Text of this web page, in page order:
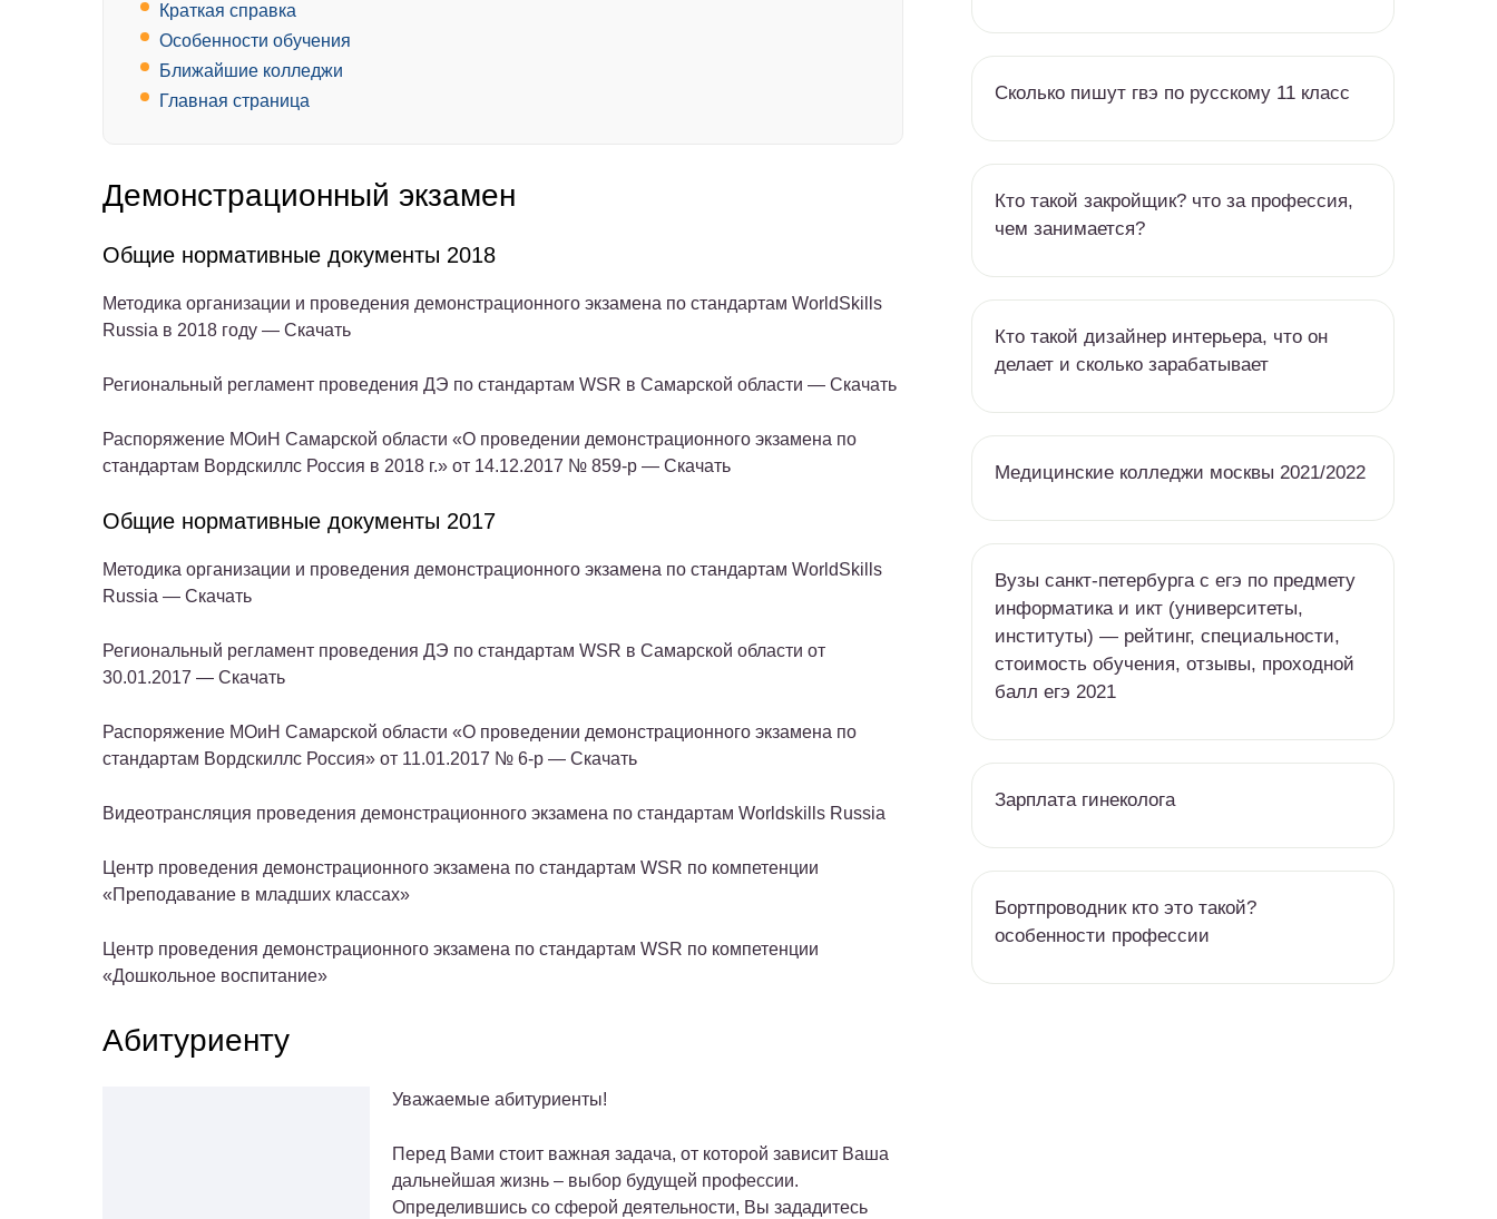
Краткая справка
Особенности обучения
Ближайшие колледжи
Главная страница
Демонстрационный экзамен
Общие нормативные документы 2018
Методика организации и проведения демонстрационного экзамена по стандартам WorldSkills
Russia в 2018 году — Скачать
Региональный регламент проведения ДЭ по стандартам WSR в Самарской области — Скачать
Распоряжение МОиН Самарской области «О проведении демонстрационного экзамена по
стандартам Вордскиллс Россия в 2018 г.» от 14.12.2017 № 859-р — Скачать
Общие нормативные документы 2017
Методика организации и проведения демонстрационного экзамена по стандартам WorldSkills
Russia — Скачать
Региональный регламент проведения ДЭ по стандартам WSR в Самарской области от
30.01.2017 — Скачать
Распоряжение МОиН Самарской области «О проведении демонстрационного экзамена по
стандартам Вордскиллс Россия» от 11.01.2017 № 6-р — Скачать
Видеотрансляция проведения демонстрационного экзамена по стандартам Worldskills Russia
Центр проведения демонстрационного экзамена по стандартам WSR по компетенции
«Преподавание в младших классах»
Центр проведения демонстрационного экзамена по стандартам WSR по компетенции
«Дошкольное воспитание»
Абитуриенту
Уважаемые абитуриенты!
Перед Вами стоит важная задача, от которой зависит Ваша
дальнейшая жизнь – выбор будущей профессии.
Определившись со сферой деятельности, Вы зададитесь
Сколько пишут гвэ по русскому 11 класс
Кто такой закройщик? что за профессия,
чем занимается?
Кто такой дизайнер интерьера, что он
делает и сколько зарабатывает
Медицинские колледжи москвы 2021/2022
Вузы санкт-петербурга c егэ по предмету
информатика и икт (университеты,
институты) — рейтинг, специальности,
стоимость обучения, отзывы, проходной
балл егэ 2021
Зарплата гинеколога
Бортпроводник кто это такой?
особенности профессии